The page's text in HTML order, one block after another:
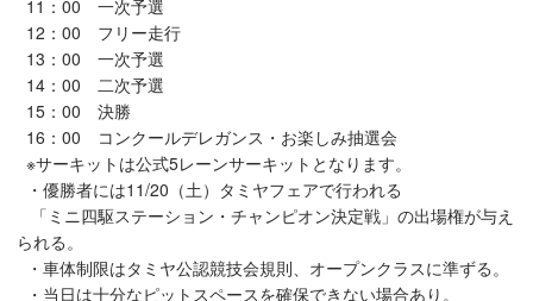
11：00 一次予選
12：00 フリー走行
13：00 一次予選
14：00 二次予選
15：00 決勝
16：00 コンクールデレガンス・お楽しみ抽選会
※サーキットは公式5レーンサーキットとなります。
・優勝者には11/20（土）タミヤフェアで行われる
「ミニ四駆ステーション・チャンピオン決定戦」の出場権が与え
られる。
・車体制限はタミヤ公認競技会規則、オープンクラスに準ずる。
・当日は十分なピットスペースを確保できない場合あり。